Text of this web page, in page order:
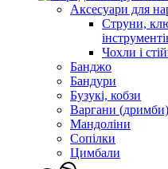
Аксесуари для
Струни,
Чохли і
Банджо
Бандури
Бузукі, кобзи
Варгани (дримби)
Мандоліни
Сопілки
Цимбали